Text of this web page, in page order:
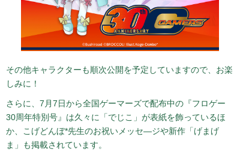
突然の大ニュース特番YouTubeプレミア配信決定！
『デ・ジ・キャラット』×『HELLO WORLD』コラボ決定！
2021.05.02
2021.01.12
げまげま更新
TVアニメ「デ・ジ・キャラットにょ」SVOD配信サイト追
加！
2020.12.30
フロゲー「令和のデ・ジ・キャラットまつり特別号」デジタル
データ配布開始！
その他キャラクターも順次公開を予定していますので、お楽
しみに！
さらに、7月7日から全国ゲーマーズで配布中の『フロゲー
30周年特別号』は久々に「でじこ」が表紙を飾っているほ
か、こげどんぼ*先生のお祝いメッセ―ジや新作「げまげ
ま」も掲載されています。